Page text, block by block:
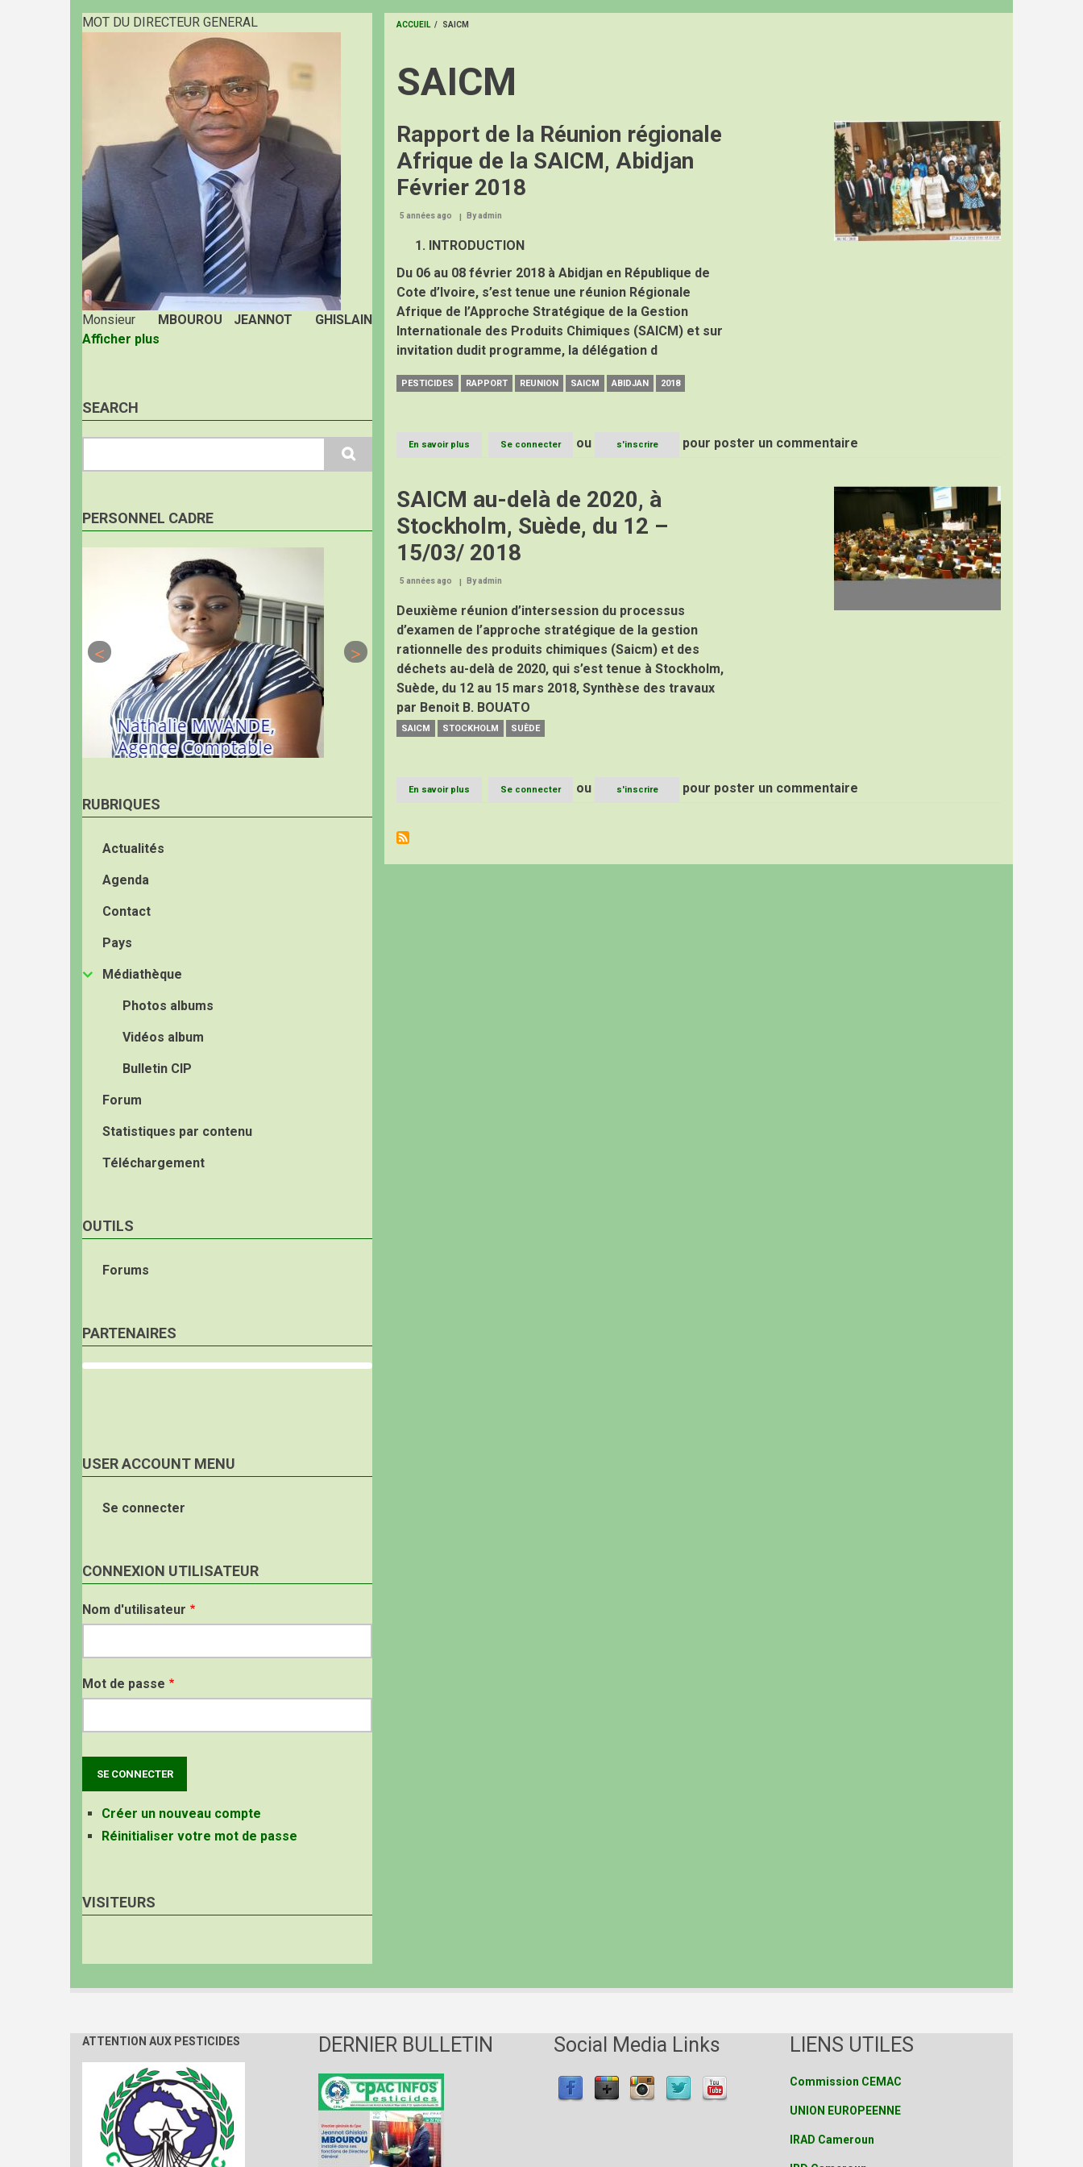
MOT DU DIRECTEUR GENERAL
Monsieur
MBOUROU JEANNOT GHISLAIN
Afficher plus
SEARCH
PERSONNEL CADRE
RUBRIQUES
Actualités
Agenda
Contact
Pays
Médiathèque
Photos albums
Vidéos album
Bulletin CIP
Forum
Statistiques par contenu
Téléchargement
OUTILS
Forums
PARTENAIRES
USER ACCOUNT MENU
Se connecter
CONNEXION UTILISATEUR
Nom d'utilisateur
Mot de passe
Créer un nouveau compte
Réinitialiser votre mot de passe
VISITEURS
D'ARIANE
ACCUEIL / SAICM
SAICM
Rapport de la Réunion régionale
Afrique de la SAICM, Abidjan
Février 2018
5 années ago Byadmin
INTRODUCTION
Du 06 au 08 février 2018 à Abidjan en République de
Cote d’Ivoire, s’est tenue une réunion Régionale
Afrique de l’Approche Stratégique de la Gestion
Internationale des Produits Chimiques (SAICM) et sur
invitation dudit programme, la délégation d
PESTICIDES RAPPORT REUNION SAICM ABIDJAN 2018
En savoir plus
Rapport
Réunion
Afrique
la
Abidjan
2018
Se connecter ou s'inscrire pour poster un commentaire
SAICM au-delà de 2020, à
Stockholm, Suède, du 12 –
15/03/ 2018
5 années ago Byadmin
Deuxième réunion d’intersession du processus
d’examen de l’approche stratégique de la gestion
rationnelle des produits chimiques (Saicm) et des
déchets au-delà de 2020, qui s’est tenue à Stockholm,
Suède, du 12 au 15 mars 2018, Synthèse des travaux
par Benoit B. BOUATO
SAICM STOCKHOLM SUÈDE
En savoir plus
SAICM
Se connecter ou s'inscrire pour poster un commentaire
ATTENTION AUX PESTICIDES DERNIER BULLETIN Social Media Links LIENS UTILES
Commission CEMAC
UNION EUROPEENNE
IRAD Cameroun